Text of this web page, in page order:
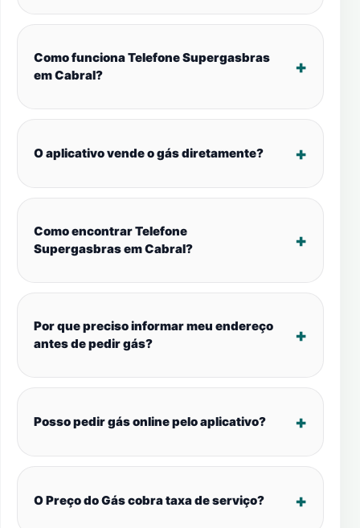
Como funciona Telefone Supergasbras
em Cabral?
O aplicativo vende o gás diretamente?
Como encontrar Telefone
Supergasbras em Cabral?
Por que preciso informar meu endereço
antes de pedir gás?
Posso pedir gás online pelo aplicativo?
O Preço do Gás cobra taxa de serviço?